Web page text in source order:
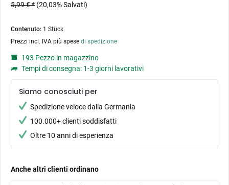
5,99 € * (20,03% Salvati)
Contenuto: 1 Stück
Prezzi incl. IVA più spese di spedizione
193 Pezzo in magazzino
Tempi di consegna: 1-3 giorni lavorativi
Siamo conosciuti per
Spedizione veloce dalla Germania
100.000+ clienti soddisfatti
Oltre 10 anni di esperienza
Anche altri clienti ordinano